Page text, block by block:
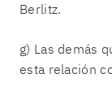
Berlitz.
g) Las demás
esta relación